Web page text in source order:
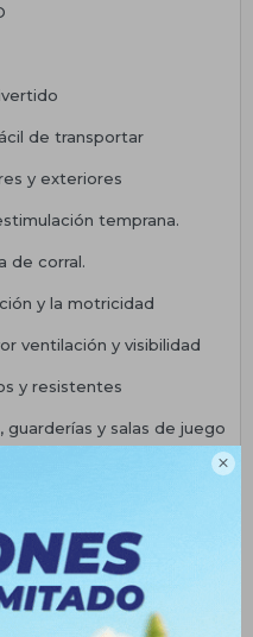

de transportar
y exteriores
temprana.
de corral.
y la motricidad
ventilación y visibilidad
y resistentes
guarderías y salas de juego